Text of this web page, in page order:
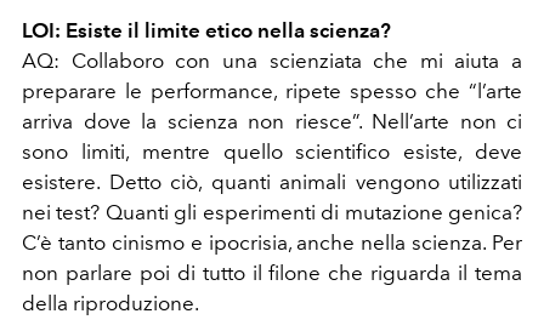
LOI: Esiste il limite etico nella scienza?
AQ: Collaboro con una scienziata che mi aiuta a
preparare le performance, ripete spesso che “l’arte
arriva dove la scienza non riesce”. Nell’arte non ci
sono limiti, mentre quello scientifico esiste, deve
esistere. Detto ciò, quanti animali vengono utilizzati
nei test? Quanti gli esperimenti di mutazione genica?
C’è tanto cinismo e ipocrisia, anche nella scienza. Per
non parlare poi di tutto il filone che riguarda il tema
della riproduzione.